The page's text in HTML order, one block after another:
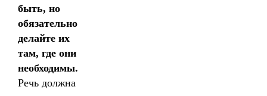
быть, но
обязательно
делайте их
там, где они
необходимы.
Речь должна